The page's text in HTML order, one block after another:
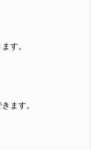
す。
ます。